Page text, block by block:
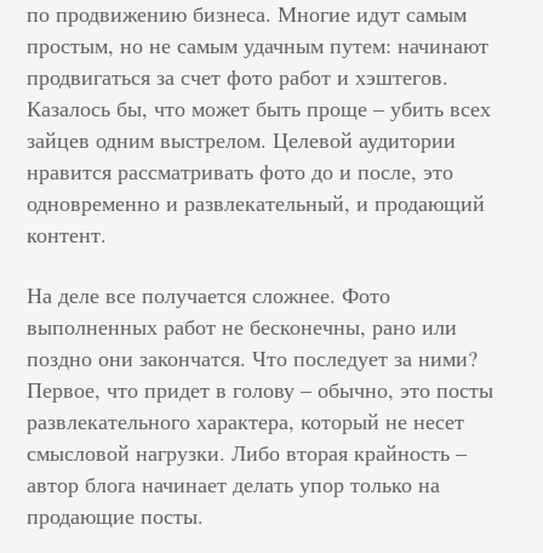
по продвижению бизнеса. Многие идут самым
простым, но не самым удачным путем: начинают
продвигаться за счет фото работ и хэштегов.
Казалось бы, что может быть проще – убить всех
зайцев одним выстрелом. Целевой аудитории
нравится рассматривать фото до и после, это
одновременно и развлекательный, и продающий
контент.
На деле все получается сложнее. Фото
выполненных работ не бесконечны, рано или
поздно они закончатся. Что последует за ними?
Первое, что придет в голову – обычно, это посты
развлекательного характера, который не несет
смысловой нагрузки. Либо вторая крайность –
автор блога начинает делать упор только на
продающие посты.